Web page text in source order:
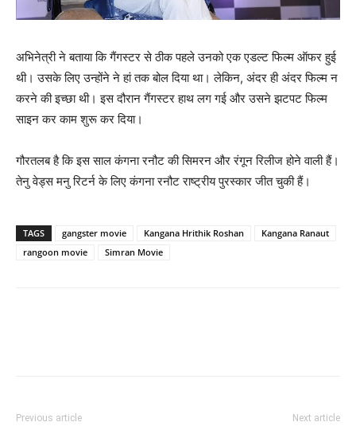
अभिनेत्री ने बताया कि गैंगस्‍टर से ठीक पहले उनको एक एडल्‍ट फिल्‍म ऑफर हुई
थी। उसके लिए उन्‍होंने ने हां तक बोल दिया था। लेकिन, अंदर ही अंदर फिल्‍म न
करने की इच्‍छा थी। इस दौरान गैंगस्‍टर हाथ लग गई और उसने झटपट फिल्‍म
साइन कर काम शुरू कर दिया।
गौरतलब है कि इस साल कंगना रनौट की सिमरन और रंगून रिलीज होने वाली हैं।
तेनु वेड्स मनु रिटर्न के लिए कंगना रनौट राष्‍ट्रीय पुरस्‍कार जीत चुकी हैं।
TAGS gangster movie Kangana Hrithik Roshan
Kangana Ranaut
rangoon movie
Simran Movie
Previous article Next article